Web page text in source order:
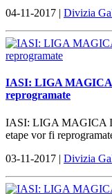
04-11-2017 | Divizia
IASI: LIGA MAGICA
reprogramate
IASI: LIGA MAGICA II
etape vor fi
03-11-2017 | Divizia